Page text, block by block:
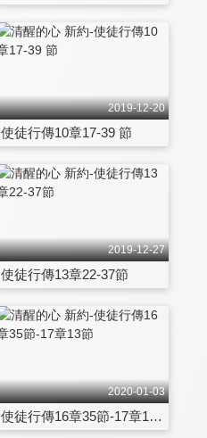
2019-12-20
使徒行傳10章17-39 節
2019-12-27
使徒行傳13章22-37節
2020-01-03
使徒行傳16章35節-17章13節